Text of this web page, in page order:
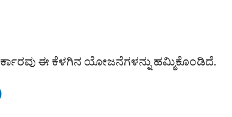
ಈ ಕೆಳಗಿನ ಯೋಜನೆಗಳನ್ನು ಹಮ್ಮಿಕೊಂಡಿದೆ.